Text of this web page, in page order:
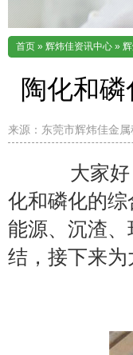
首页 » 辉炜佳资讯中心 »
陶化和
来源： 东莞市辉炜佳金属
大家好，
化和磷化的
能源、沉渣
结，接下来为